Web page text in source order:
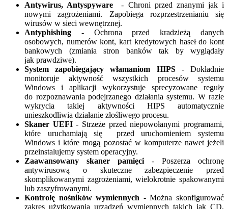
Antywirus, Antyspyware - Chroni przed znanymi jak i
nowymi zagrożeniami. Zapobiega rozprzestrzenianiu się
wirusów w sieci wewnętrznej.
Antyphishing - Ochrona przed kradzieżą danych
osobowych, numerów kont, kart kredytowych haseł do kont
bankowych (zmiania stron banków tak by wyglądały
jak prawdziwe).
System zapobiegający włamaniom HIPS- Dokładnie
monitoruje aktywność wszystkich procesów systemu
Windows i aplikacji wykorzystuje sprecyzowane reguły
do rozpoznawania podejrzanego działania systemu. W razie
wykrycia takiej aktywności HIPS automatycznie
unieszkodliwia działanie złośliwego procesu.
Skaner UEFI- Strzeże przed niepowołanymi programami,
które uruchamiają się przed uruchomieniem systemu
Windows i które mogą pozostać w komputerze nawet jeżeli
przeinstalujemy system operacyjny.
Zaawansowany skaner pamięci - Poszerza ochronę
antywirusową o skuteczne zabezpieczenie przed
skomplikowanymi zagrożeniami, wielokrotnie spakowanymi
lub zaszyfrowanymi.
Kontrolę nośników wymiennych - Można skonfigurować
zakres użytkowania urządzeń wymiennych takich jak CD,